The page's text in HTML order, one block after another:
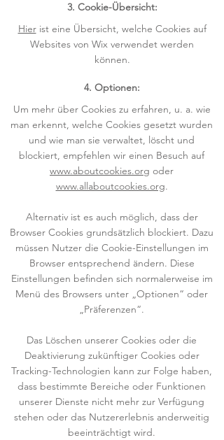
3. Cookie-Übersicht:
Hierist eine Übersicht, welche Cookies auf
Websites von Wix verwendet werden
können.
4. Optionen:
Um mehr über Cookies zu erfahren, u. a. wie
man erkennt, welche Cookies gesetzt wurden
und wie man sie verwaltet, löscht und
blockiert, empfehlen wir einen Besuch auf
www.aboutcookies.org oder
www.allaboutcookies.org.
Alternativ ist es auch möglich, dass der
Browser Cookies grundsätzlich blockiert. Dazu
müssen Nutzer die Cookie-Einstellungen im
Browser entsprechend ändern. Diese
Einstellungen befinden sich normalerweise im
Menü des Browsers unter „Optionen“ oder
„Präferenzen“.
Das Löschen unserer Cookies oder die
Deaktivierung zukünftiger Cookies oder
Tracking-Technologien kann zur Folge haben,
dass bestimmte Bereiche oder Funktionen
unserer Dienste nicht mehr zur Verfügung
stehen oder das Nutzererlebnis anderweitig
beeinträchtigt wird.